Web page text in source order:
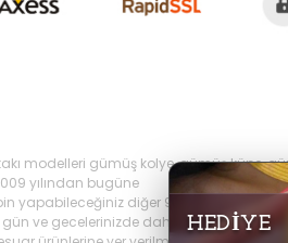
modelleri gümüş kolye, gümüş küpe,
yılından bugüne
yapabileceğiniz diğer 925 ayar takı
ve gecelerinizde daha şık olabilir,
HEDİYE